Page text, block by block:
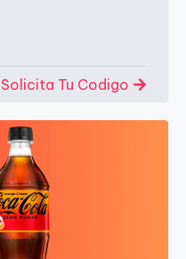
Solicita Tu Codigo